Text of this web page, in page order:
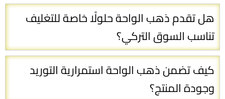
هل تقدم ذهب الواحة حلولًا خاصة للتغليف
تناسب السوق التركي؟
كيف تضمن ذهب الواحة استمرارية التوريد
وجودة المنتج؟